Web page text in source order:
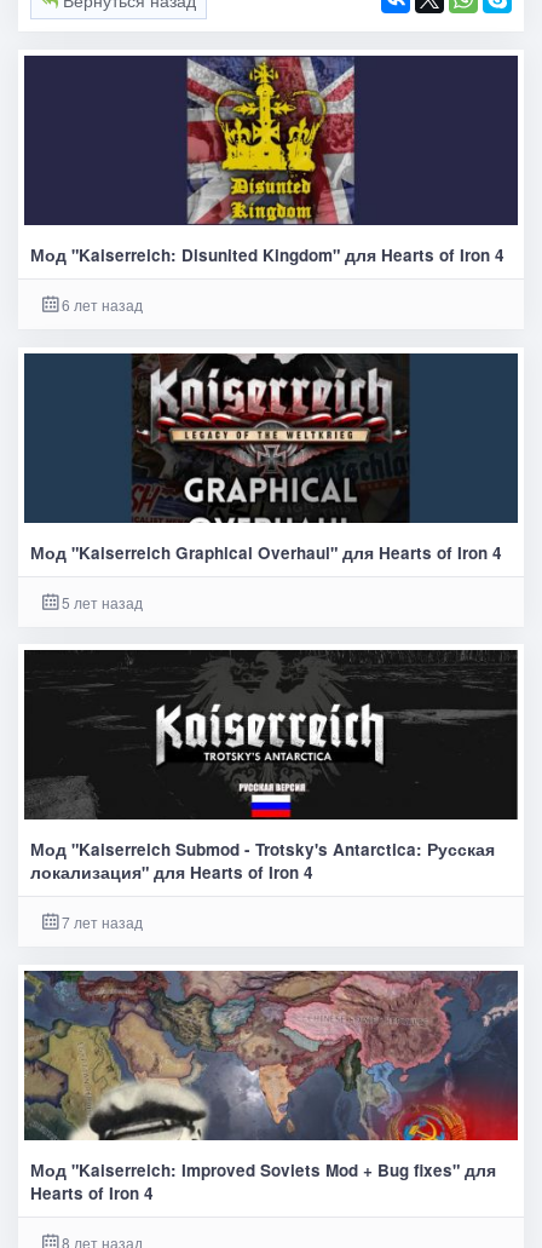
Мод "Kaiserreich: Disunited Kingdom" для Hearts of Iron 4
6 лет назад
Мод "Kaiserreich Graphical Overhaul" для Hearts of Iron 4
5 лет назад
Мод "Kaiserreich Submod - Trotsky's Antarctica: Русская
локализация" для Hearts of Iron 4
7 лет назад
Мод "Kaiserreich: Improved Soviets Mod + Bug fixes" для
Hearts of Iron 4
8 лет назад